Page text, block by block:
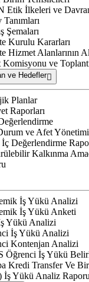
Etik İlkeleri ve
Şemaları
Kurulu Kararları
Hizmet Alanlarının
Komisyonu ve
ve Hedefler
Planlar
Raporları
ve Afet Yönetimi
Değerlendirme
Kalkınma
İş Yükü Analizi
İş Yükü Anketi
Yükü Analizi
İş Yükü Analizi
Kontenjan Analizi
Öğrenci İş Yükü
Kredi Transfer Ve
İş Yükü Analiz Raporu